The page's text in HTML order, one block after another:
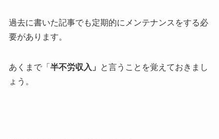
過去に書いた記事でも定期的にメンテナンスをする必
要があります。
あくまで「 半不労収入」
と言うことを覚えておきまし
ょう。